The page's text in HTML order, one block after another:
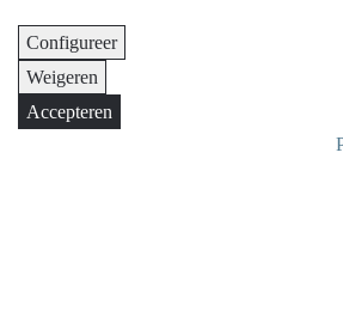
Configureer
Weigeren
Accepteren